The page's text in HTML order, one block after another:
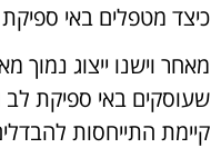
כיצד מטפלים באי
מאחר וישנו ייצוג נמוך
שעוסקים באי ספיקת
קיימת התייחסות